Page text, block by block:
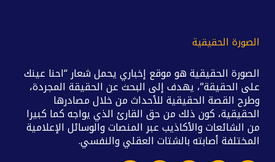
الصورة الحقيقية
الصورة الحقيقية هو موقع إخباري يحمل شعار “احنا عينك
على الحقيقة”، يهدف إلى البحث عن الحقيقة المجردة،
وطرح القصة الحقيقية للأحداث من خلال مصادرها
الحقيقية، كون ذلك من حق القارئ الذي يواجه كما كبيرا
من الشائعات والأكاذيب عبر المنصات والوسائل الإعلامية
المختلفة أصابته بالشتات العقلي والنفسي.